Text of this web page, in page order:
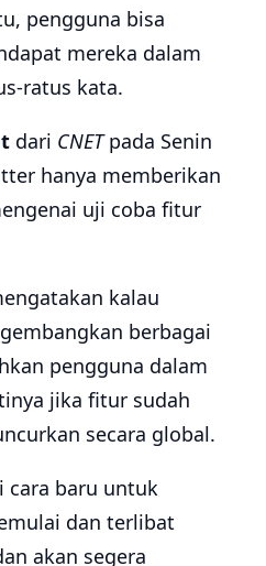
pengguna bisa
mereka dalam
ratus kata.
dari CNETpada Senin
hanya memberikan
uji coba fitur
kalau
berbagai
pengguna dalam
jika fitur sudah
secara global.
cara baru untuk
dan terlibat
akan segera